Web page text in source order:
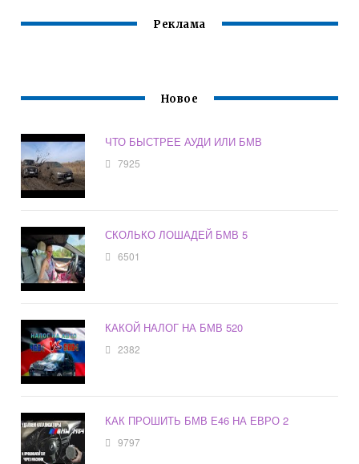
Реклама
Новое
ЧТО БЫСТРЕЕ АУДИ ИЛИ БМВ
7925
СКОЛЬКО ЛОШАДЕЙ БМВ 5
6501
КАКОЙ НАЛОГ НА БМВ 520
2382
КАК ПРОШИТЬ БМВ Е46 НА ЕВРО 2
9797